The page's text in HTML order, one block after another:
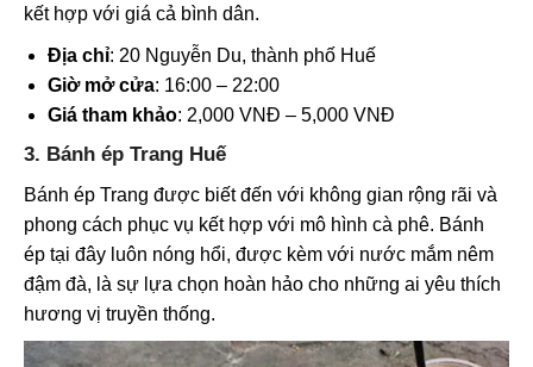
kết hợp với giá cả bình dân.
Địa chỉ: 20 Nguyễn Du, thành phố Huế
Giờ mở cửa: 16:00 – 22:00
Giá tham khảo: 2,000 VNĐ – 5,000 VNĐ
3. Bánh ép Trang Huế
Bánh ép Trang được biết đến với không gian rộng rãi và
phong cách phục vụ kết hợp với mô hình cà phê. Bánh
ép tại đây luôn nóng hổi, được kèm với nước mắm nêm
đậm đà, là sự lựa chọn hoàn hảo cho những ai yêu thích
hương vị truyền thống.